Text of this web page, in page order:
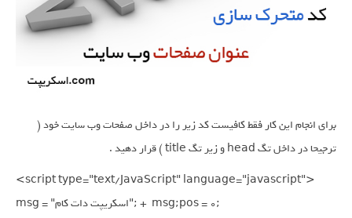
برای انجام این کار فقط کافیست کد زیر را در داخل صفحات وب سایت خود (
ترجیحا در داخل تگ head و زیر تگ title ) قرار دهید .
<script type="text/JavaScript" language="javascript">
msg = "اسکریپت دات کام"; +  msg;pos = 0;